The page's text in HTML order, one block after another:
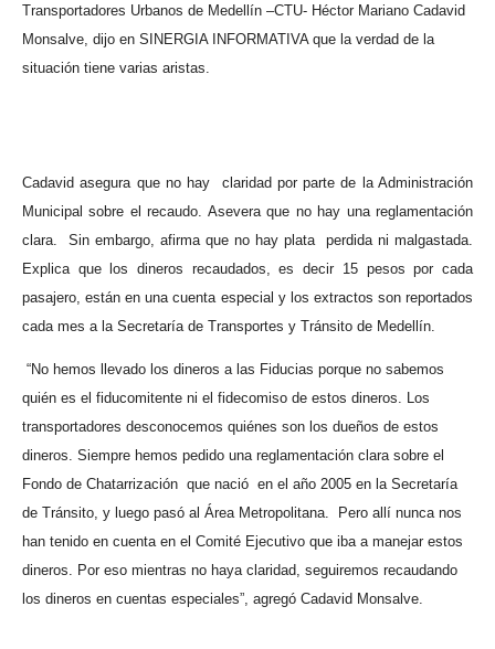
Transportadores Urbanos de Medellín –CTU- Héctor Mariano Cadavid
Monsalve, dijo en SINERGIA INFORMATIVA que la verdad de la
situación tiene varias aristas.
Cadavid asegura que no hay
claridad por parte de la Administración
Municipal sobre el recaudo. Asevera que no hay una reglamentación
clara.
Sin embargo, afirma que no hay plata
perdida ni malgastada.
Explica que los dineros recaudados, es decir 15 pesos por cada
pasajero, están en una cuenta especial y los extractos son reportados
cada mes a la Secretaría de Transportes y Tránsito de Medellín.
“No hemos llevado los dineros a las Fiducias porque no sabemos
quién es el fiducomitente ni el fidecomiso de estos dineros. Los
transportadores desconocemos quiénes son los dueños de estos
dineros. Siempre hemos pedido una reglamentación clara sobre el
Fondo de Chatarrización que nació en el año 2005 en la Secretaría
de Tránsito, y luego pasó al Área Metropolitana.
Pero allí nunca nos
han tenido en cuenta en el Comité Ejecutivo que iba a manejar estos
dineros. Por eso mientras no haya claridad, seguiremos recaudando
los dineros en cuentas especiales”, agregó Cadavid Monsalve.